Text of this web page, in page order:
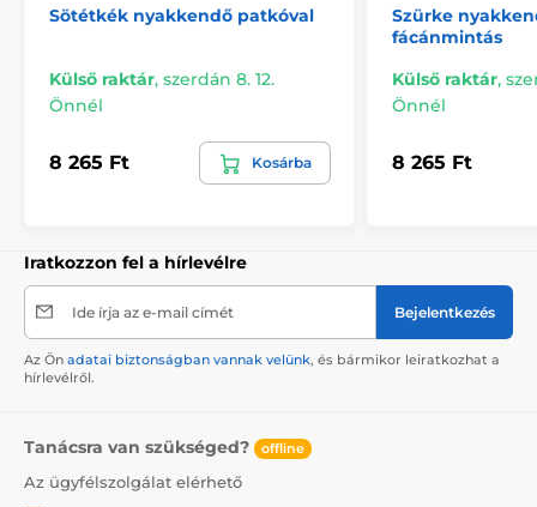
Sötétkék nyakkendő patkóval
Külső raktár, szerdán 8. 12.
Önnél
8 265 Ft Kosárba
Szürke
fácánmintás
Külső raktár,
Önnél
8 265 Ft
Iratkozzon fel a hírlevélre
Ide írja az e-mail címét Bejelentkezés
Az Ön adatai biztonságban vannak velünk, és bármikor leiratkozhat a
hírlevélről.
Tanácsra van szükséged? offline
Az ügyfélszolgálat elérhető